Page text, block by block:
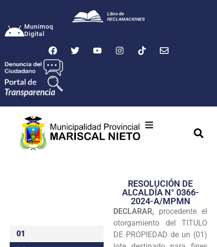
Munimoq
Digital
Transparencia
Seguridad
Programas
01
RESOLUCIÓN DE
ALCALDÍA N° 0366-
2024-A/MPMN
DECLARAR, procedente el
otorgamiento del TITULO
DE PROPIEDAD de un (01)